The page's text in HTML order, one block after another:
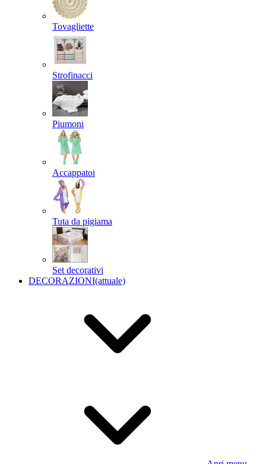
Tovagliette
Strofinacci
Piumoni
Accappatoi
Tuta da pigiama
Set decorativi
DECORAZIONI(attuale)